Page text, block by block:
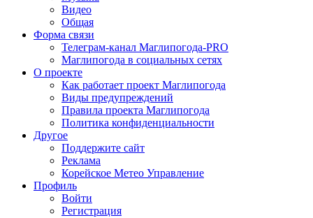
Видео
Общая
Форма связи
Телеграм-канал Маглипогода-PRO
Маглипогода в социальных сетях
О проекте
Как работает проект Маглипогода
Виды предупреждений
Правила проекта Маглипогода
Политика конфиденциальности
Другое
Поддержите сайт
Реклама
Корейское Метео Управление
Профиль
Войти
Регистрация